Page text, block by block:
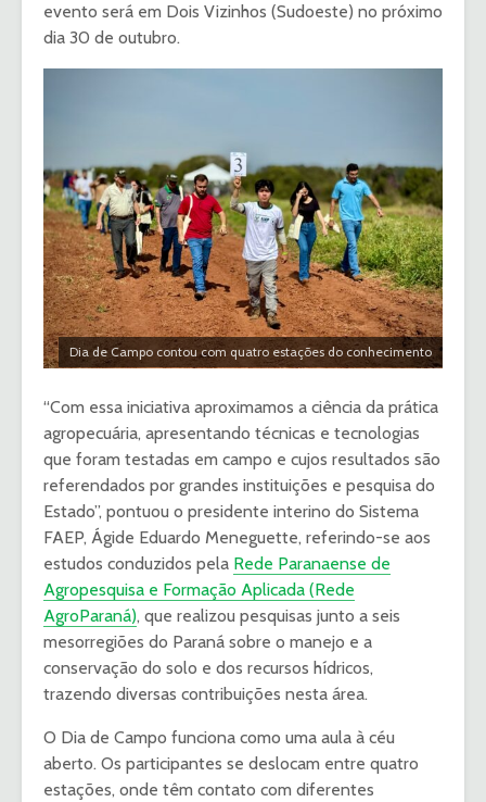
evento será em Dois Vizinhos (Sudoeste) no próximo
dia 30 de outubro.
Dia de Campo contou com quatro estações do conhecimento
“Com essa iniciativa aproximamos a ciência da prática
agropecuária, apresentando técnicas e tecnologias
que foram testadas em campo e cujos resultados são
referendados por grandes instituições e pesquisa do
Estado”, pontuou o presidente interino do Sistema
FAEP, Ágide Eduardo Meneguette, referindo-se aos
estudos conduzidos pela Rede Paranaense de
Agropesquisa e Formação Aplicada (Rede
AgroParaná), que realizou pesquisas junto a seis
mesorregiões do Paraná sobre o manejo e a
conservação do solo e dos recursos hídricos,
trazendo diversas contribuições nesta área.
O Dia de Campo funciona como uma aula à céu
aberto. Os participantes se deslocam entre quatro
estações, onde têm contato com diferentes